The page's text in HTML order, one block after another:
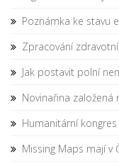
Poznámka ke stavu
Zpracování
Jak postavit polní
Novinařina založená
Humanitární
Missing Maps mají v